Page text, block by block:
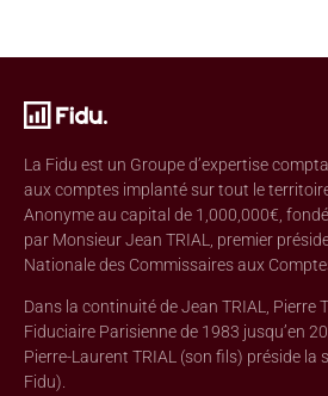
La Fidu est un Groupe d’expertise
aux comptes implanté sur tout le
Anonyme au capital de 1,000,000€,
par Monsieur Jean TRIAL, premier
Nationale des Commissaires aux
Dans la continuité de Jean TRIAL, Pierre
Fiduciaire Parisienne de 1983 jusqu’en
Pierre-Laurent TRIAL (son fils) préside la
Fidu).